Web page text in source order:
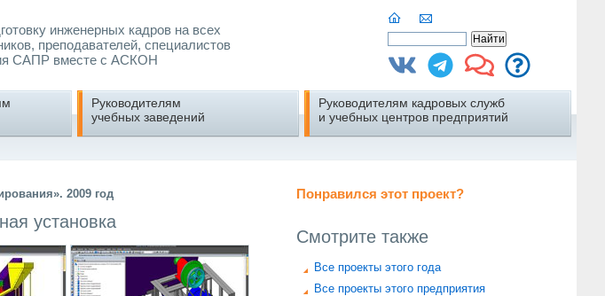
инженерных кадров на всех
преподавателей, специалистов
САПР вместе с АСКОН
Руководителям
учебных заведений
Руководителям кадровых служб
и учебных центров предприятий
Понравился этот проект?
Смотрите также
Все проекты этого года
Все проекты этого предприятия
2009 год
установка